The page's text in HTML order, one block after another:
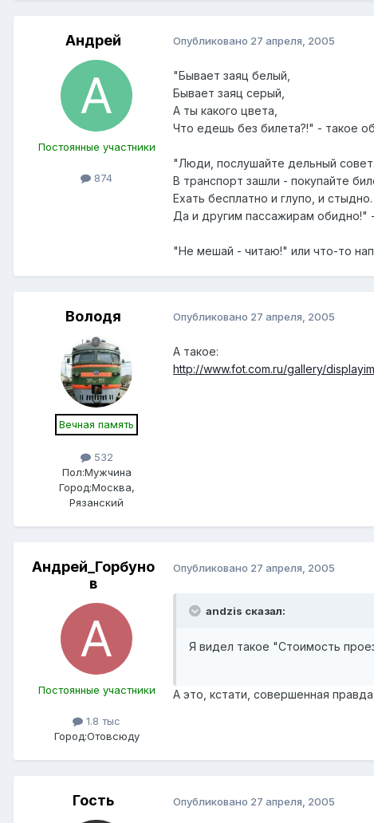
Андрей
Постоянные участники
874
Опубликовано 27 апреля, 2005
"Бывает заяц белый,
Бывает заяц серый,
А ты какого цвета,
Что едешь без билета?!" - такое
"Люди, послушайте дельный совет:
В транспорт зашли - покупайте
Ехать бесплатно и глупо, и стыдно.
Да и другим пассажирам обидно!"
"Не мешай - читаю!" или что-то
Володя
Вечная память
532
Пол:Мужчина
Город:Москва,
Рязанский
Опубликовано 27 апреля, 2005
А такое:
http://www.fot.com.ru/gallery/
Андрей_Горбуно
в
Постоянные участники
1.8 тыс
Город:Отовсюду
Опубликовано 27 апреля, 2005
andzis сказал:
Я видел такое "Стоимость
А это, кстати, совершенная
Гость Опубликовано 27 апреля, 2005